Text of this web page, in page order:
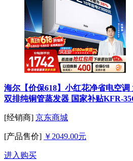
海尔【价保618】小红花净省电空调
双排纯铜管蒸发器 国家补贴KFR-
[经销商] 京东商城
[产品售价] ￥2049.00元
进入购买